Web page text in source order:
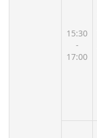
15:30
-
17:00